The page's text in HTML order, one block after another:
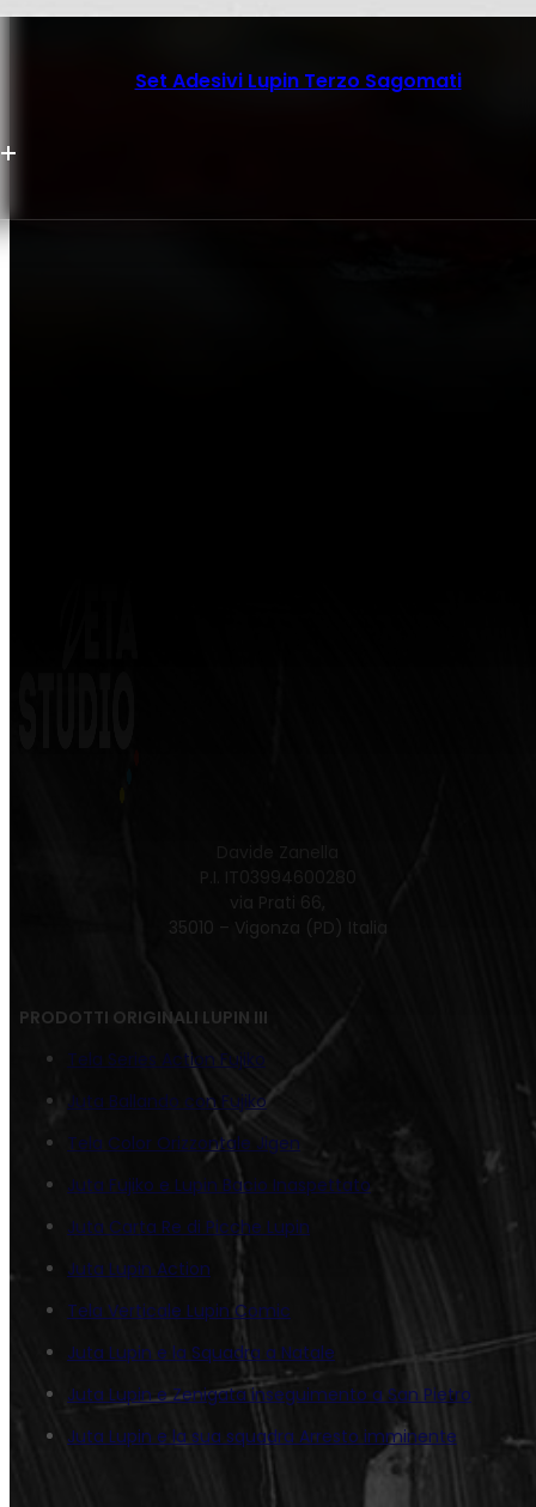
Set Adesivi Lupin Terzo Sagomati
P.I. IT03994600280
via Prati 66,
35010 – Vigonza (PD) Italia
PRODOTTI ORIGINALI LUPIN III
Tela Series Action Fujiko
Juta Ballando con Fujiko
Tela Color Orizzontale Jigen
Juta Fujiko e Lupin Bacio Inaspettato
Juta Carta Re di Picche Lupin
Juta Lupin Action
Tela Verticale Lupin Comic
Juta Lupin e la Squadra a Natale
Juta Lupin e Zenigata inseguimento a San Pietro
Juta Lupin e la sua squadra Arresto imminente